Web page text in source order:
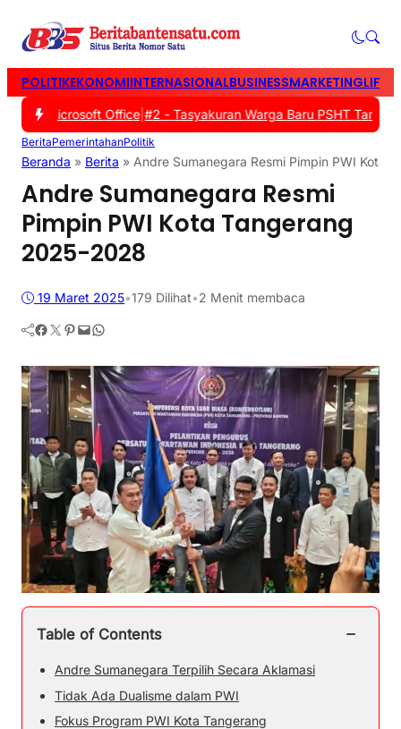
POLITIKEKONOMIINTERNASIONALBUSINESSMARKETING
Microsoft Office|#2 -Tasyakuran Warga Baru PSHT
BeritaPemerintahanPolitik
Beranda » Berita » Andre Sumanegara Resmi Pimpin PWI Kota
Andre Sumanegara Resmi
Pimpin PWI Kota Tangerang
2025-2028
19 Maret 2025•179 Dilihat•2 Menit membaca
Facebook Twitter Pinterest Mail WhatsApp
Table of Contents −
Andre Sumanegara Terpilih Secara Aklamasi
Tidak Ada Dualisme dalam PWI
Fokus Program PWI Kota Tangerang